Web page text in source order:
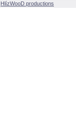
HlízWooD productions